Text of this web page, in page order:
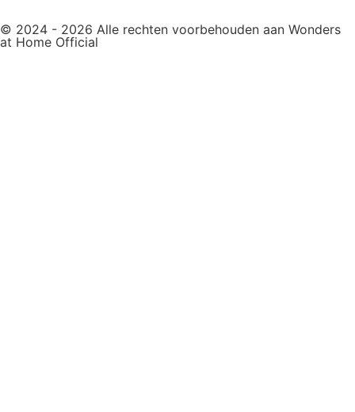
© 2024 - 2026 Alle rechten voorbehouden aan Wonders
at Home Official